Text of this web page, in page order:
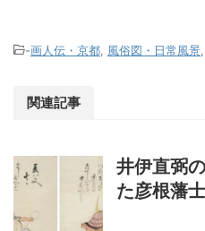
-画人伝・京都, 風俗図・日常風景,
関連記事
井伊直弼
た彦根藩